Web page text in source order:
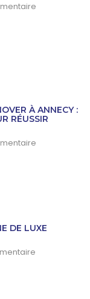
À ANNECY :
RÉUSSIR
DE LUXE